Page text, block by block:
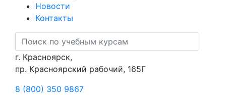
Новости
Контакты
г. Красноярск,
пр. Красноярский рабочий, 165Г
8 (800) 350 9867